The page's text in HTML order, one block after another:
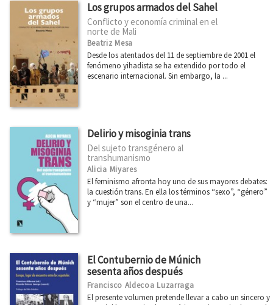
Los grupos armados del Sahel
Conflicto y economía criminal en el
norte de Mali
Beatriz Mesa
Desde los atentados del 11 de septiembre de 2001 el
fenómeno yihadista se ha extendido por todo el
escenario internacional. Sin embargo, la ...
Delirio y misoginia trans
Del sujeto transgénero al
transhumanismo
Alicia Miyares
El feminismo afronta hoy uno de sus mayores debates:
la cuestión trans. En ella los términos “sexo”, “género”
y “mujer” son el centro de una...
El Contubernio de Múnich
sesenta años después
Francisco Aldecoa Luzarraga
El presente volumen pretende llevar a cabo un sincero y